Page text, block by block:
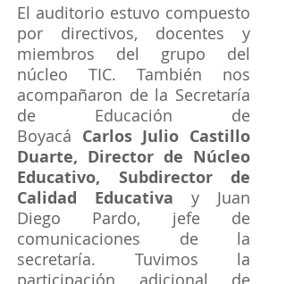
El auditorio estuvo compuesto
por directivos, docentes y
miembros del grupo del
núcleo TIC. También nos
acompañaron de la Secretaría
de Educación de
Boyacá Carlos Julio Castillo
Duarte, Director de Núcleo
Educativo, Subdirector de
Calidad Educativa y Juan
Diego Pardo, jefe de
comunicaciones de la
secretaría. Tuvimos la
participación adicional de